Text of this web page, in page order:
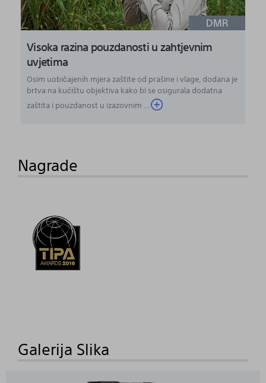
Visoka razina pouzdanosti u zahtjevnim
uvjetima
Osim uobičajenih mjera zaštite od prašine i vlage, dodana je
brtva na kućištu objektiva kako bi se osigurala dodatna
zaštita i pouzdanost u izazovnim ...
Nagrade
Galerija Slika